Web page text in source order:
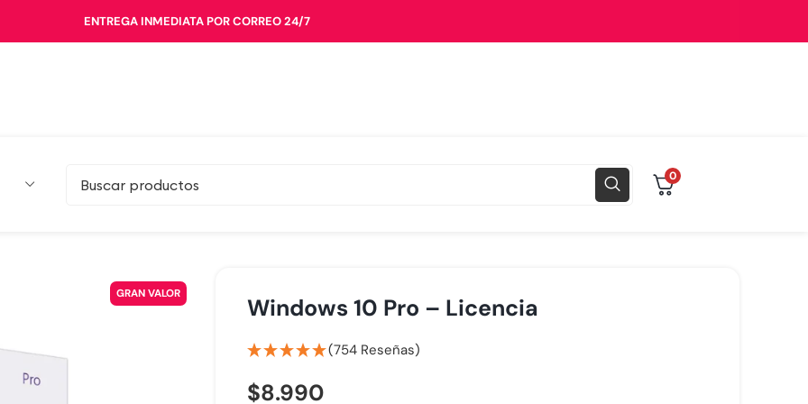
0
GRAN VALOR Windows 10 Pro – Licencia
(754 Reseñas)
$8.990
ENTREGA INMEDIATA POR CORREO 24/7